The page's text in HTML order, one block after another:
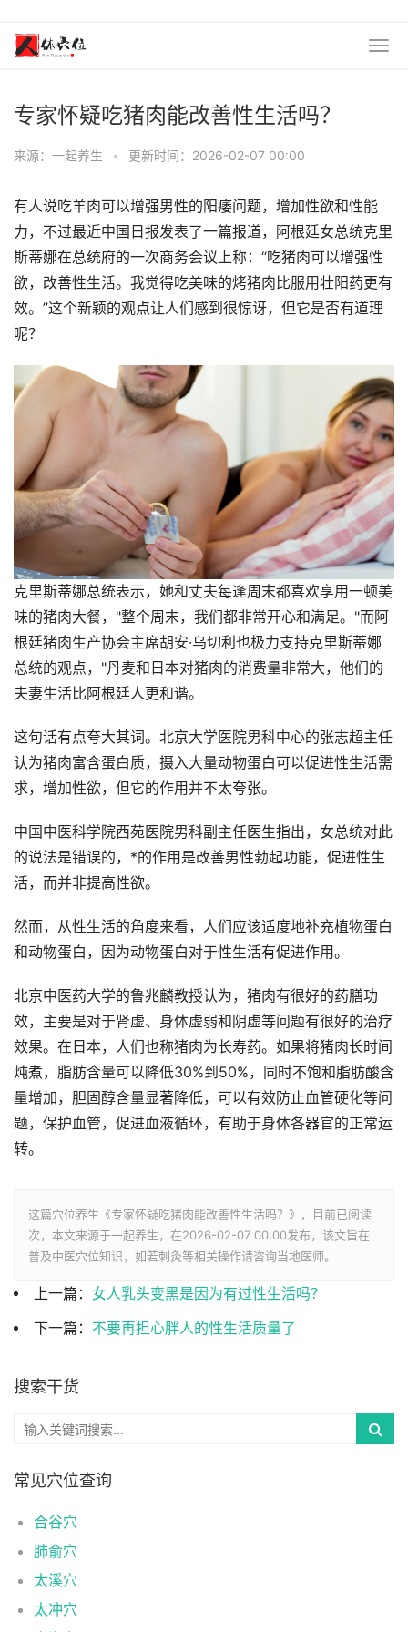
专家怀疑吃猪肉能改善性生活吗？
来源：一起养生 • 更新时间：2026-02-07 00:00
有人说吃羊肉可以增强男性的阳痿问题，增加性欲和性能
力，不过最近中国日报发表了一篇报道，阿根廷女总统克里
斯蒂娜在总统府的一次商务会议上称：“吃猪肉可以增强性
欲，改善性生活。我觉得吃美味的烤猪肉比服用壮阳药更有
效。”这个新颖的观点让人们感到很惊讶，但它是否有道理
呢？
克里斯蒂娜总统表示，她和丈夫每逢周末都喜欢享用一顿美
味的猪肉大餐，"整个周末，我们都非常开心和满足。"而阿
根廷猪肉生产协会主席胡安·乌切利也极力支持克里斯蒂娜
总统的观点，"丹麦和日本对猪肉的消费量非常大，他们的
夫妻生活比阿根廷人更和谐。
这句话有点夸大其词。北京大学医院男科中心的张志超主任
认为猪肉富含蛋白质，摄入大量动物蛋白可以促进性生活需
求，增加性欲，但它的作用并不太夸张。
中国中医科学院西苑医院男科副主任医生指出，女总统对此
的说法是错误的，*的作用是改善男性勃起功能，促进性生
活，而并非提高性欲。
然而，从性生活的角度来看，人们应该适度地补充植物蛋白
和动物蛋白，因为动物蛋白对于性生活有促进作用。
北京中医药大学的鲁兆麟教授认为，猪肉有很好的药膳功
效，主要是对于肾虚、身体虚弱和阴虚等问题有很好的治疗
效果。在日本，人们也称猪肉为长寿药。如果将猪肉长时间
炖煮，脂肪含量可以降低30%到50%，同时不饱和脂肪酸含
量增加，胆固醇含量显著降低，可以有效防止血管硬化等问
题，保护血管，促进血液循环，有助于身体各器官的正常运
转。
这篇穴位养生《专家怀疑吃猪肉能改善性生活吗？》，目前已阅读
次，本文来源于一起养生，在2026-02-07 00:00发布，该文旨在
普及中医穴位知识，如若刺灸等相关操作请咨询当地医师。
上一篇： 女人乳头变黑是因为有过性生活吗？
下一篇： 不要再担心胖人的性生活质量了
搜索干货
常见穴位查询
合谷穴
肺俞穴
太溪穴
太冲穴